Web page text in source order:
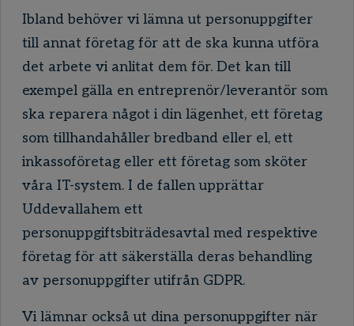
Ibland behöver vi lämna ut personuppgifter
till annat företag för att de ska kunna utföra
det arbete vi anlitat dem för. Det kan till
exempel gälla en entreprenör/leverantör som
ska reparera något i din lägenhet, ett företag
som tillhandahåller bredband eller el, ett
inkassoföretag eller ett företag som sköter
våra IT-system. I de fallen upprättar
Uddevallahem ett
personuppgiftsbiträdesavtal med respektive
företag för att säkerställa deras behandling
av personuppgifter utifrån GDPR.
Vi lämnar också ut dina personuppgifter när